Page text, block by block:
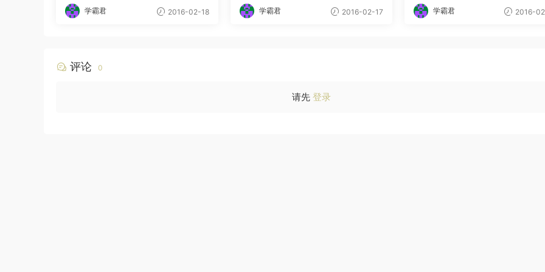
学霸君 2016-02-18 学霸君 2016-02-17 学霸君 2016-
评论 0
请先 登录